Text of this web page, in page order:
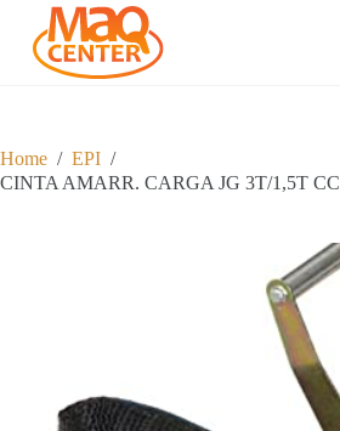
u
a
r
Home / EPI /
CINTA AMARR. CARGA JG 3T/1,5T